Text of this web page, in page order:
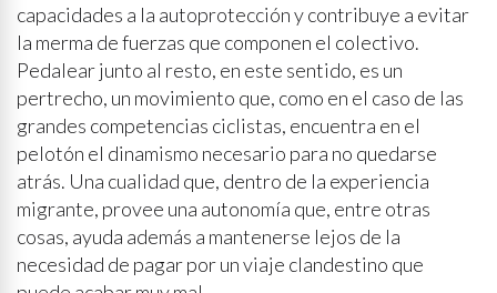
capacidades a la autoprotección y contribuye a evitar
la merma de fuerzas que componen el colectivo.
Pedalear junto al resto, en este sentido, es un
pertrecho, un movimiento que, como en el caso de las
grandes competencias ciclistas, encuentra en el
pelotón el dinamismo necesario para no quedarse
atrás. Una cualidad que, dentro de la experiencia
migrante, provee una autonomía que, entre otras
cosas, ayuda además a mantenerse lejos de la
necesidad de pagar por un viaje clandestino que